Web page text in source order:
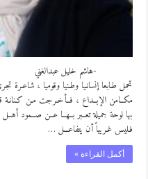
-هاشم خليل عبدالغني الشاعرة
تحمل طـابعا إنسانـيا وطـنيا وقوميا ، شاعـرة
مكــامن الإبــداع ، فــأخـرجت مـن
بها لوحة جميلة تعــبر بــهــا عــن صــمود
فـليس غـريباً أن يتفاعـــل …
أكمل القراءة »